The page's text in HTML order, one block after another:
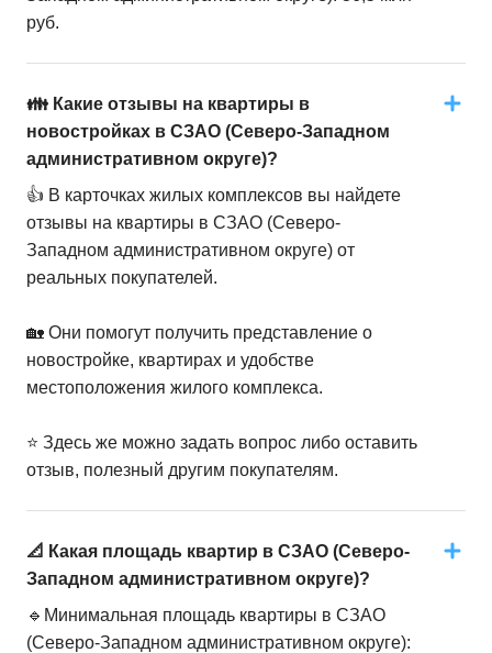
руб.
👪 Какие отзывы на квартиры в
новостройках в СЗАО (Северо-Западном
административном округе)?
👍 В карточках жилых комплексов вы найдете
отзывы на квартиры в СЗАО (Северо-
Западном административном округе) от
реальных покупателей.
🏡 Они помогут получить представление о
новостройке, квартирах и удобстве
местоположения жилого комплекса.
⭐️ Здесь же можно задать вопрос либо оставить
отзыв, полезный другим покупателям.
📐 Какая площадь квартир в СЗАО (Северо-
Западном административном округе)?
🔹Минимальная площадь квартиры в СЗАО
(Северо-Западном административном округе):